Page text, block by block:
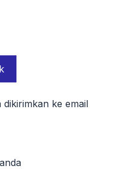
dikirimkan ke email